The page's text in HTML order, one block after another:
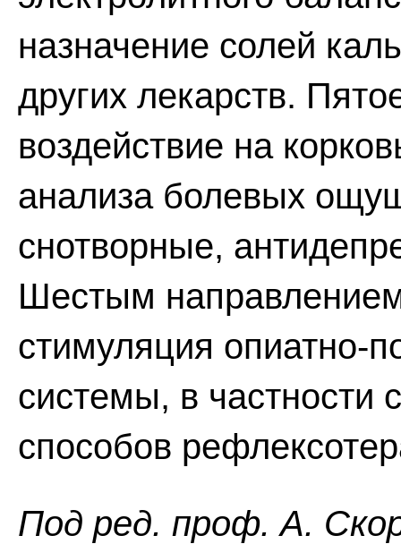
назначение солей
других лекарств.
воздействие на
анализа болевых
снотворные,
Шестым
стимуляция опиатно-
системы, в
способов
Пoд peд. проф. А.